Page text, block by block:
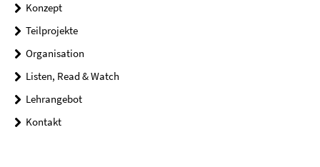
Konzept
Teilprojekte
Organisation
Listen, Read & Watch
Lehrangebot
Kontakt